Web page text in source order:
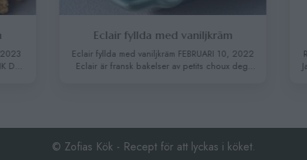
Eclair fyllda med vaniljkräm
Eclair fyllda med vaniljkräm FEBRUARI 10, 2022
Eclair är fransk bakelser av petits choux deg,
fantastiskt goda och inte så svåra att göra när
man har väl hittat rätt …
Continued
Raffaello
Jag vet att
dl
© Zofias Kök - Recept för att lyckas i köket.